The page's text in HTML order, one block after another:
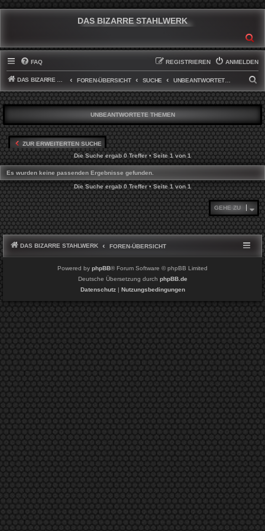
DAS BIZARRE STAHLWERK
FAQ ANMELDEN
REGISTRIEREN
DAS BIZARRE STAHLWERK FOREN-ÜBERSICHT SUCHE
U
C
H
E
UNBEANTWORTETE THEMEN
ZUR ERWEITERTEN SUCHE
Die Suche ergab 0 Treffer • Seite1von1
Es wurden keine passenden Ergebnisse gefunden.
Die Suche ergab 0 Treffer • Seite1von1
GEHE ZU
DAS BIZARRE STAHLWERK FOREN-ÜBERSICHT
Powered by phpBB® Forum Software © phpBB Limited
Deutsche Übersetzung durch phpBB.de
Datenschutz| Nutzungsbedingungen